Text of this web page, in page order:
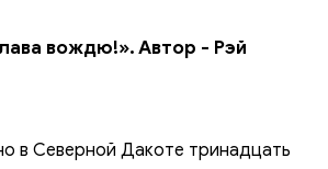
вождю!». Автор - Рэй
в Северной Дакоте тринадцать